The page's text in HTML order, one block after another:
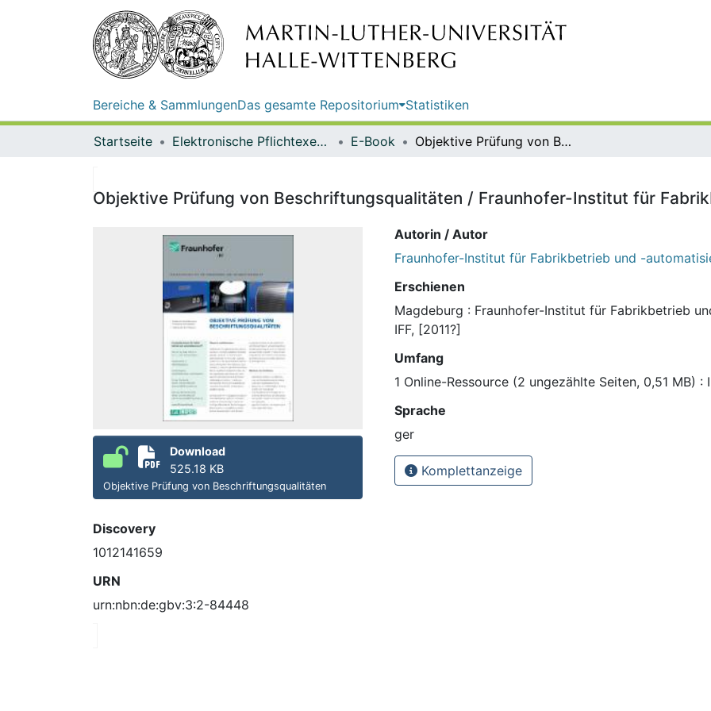
Bereiche & SammlungenDas gesamte Repositorium Statistiken
Startseite Elektronische Pflichtexemplare E-Book Objektive Prüfung von Beschriftungsqualitäten / Fraunhofer-Institut für Fabrikbetrieb und -automatisierung IFF
Objektive Prüfung von Beschriftungsqualitäten / Fraunhofer-Institut für
Download
525.18 KB
Objektive Prüfung von Beschriftungsqualitäten
Discovery
1012141659
URN
urn:nbn:de:gbv:3:2-84448
Autorin / Autor
Fraunhofer-Institut für Fabrikbetrieb und -
Erschienen
Magdeburg : Fraunhofer-Institut für Fabrikbetrieb
IFF, [2011?]
Umfang
1 Online-Ressource (2 ungezählte Seiten, 0,51 MB) :
Sprache
ger
Komplettanzeige